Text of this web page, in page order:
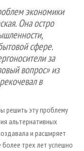
экономики
Она остро
сфере.
за
вопрос» из
в
решить эту проблему
альтернативных
и расширяет
трех лет успешно